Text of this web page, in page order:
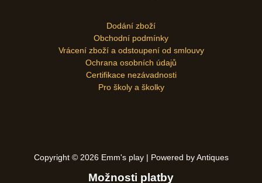
Dodání zboží
Obchodní podmínky
Vrácení zboží a odstoupení od smlouvy
Ochrana osobních údajů
Certifikace nezávadnosti
Pro školy a školky
Copyright © 2026 Emm's play | Powered by Antiques
Možnosti platby